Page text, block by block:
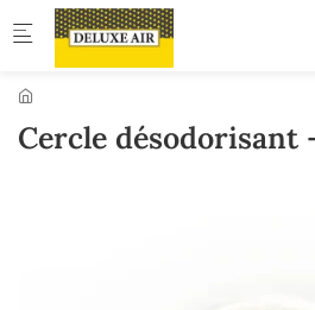
Skip to main content
Cercle désodorisant